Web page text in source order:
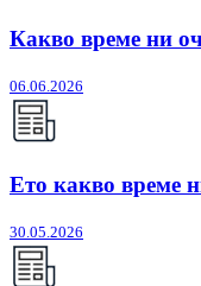
Какво време ни
06.06.2026
Ето какво време
30.05.2026